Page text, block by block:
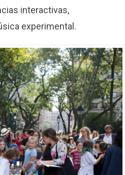
interactivas,
experimental.